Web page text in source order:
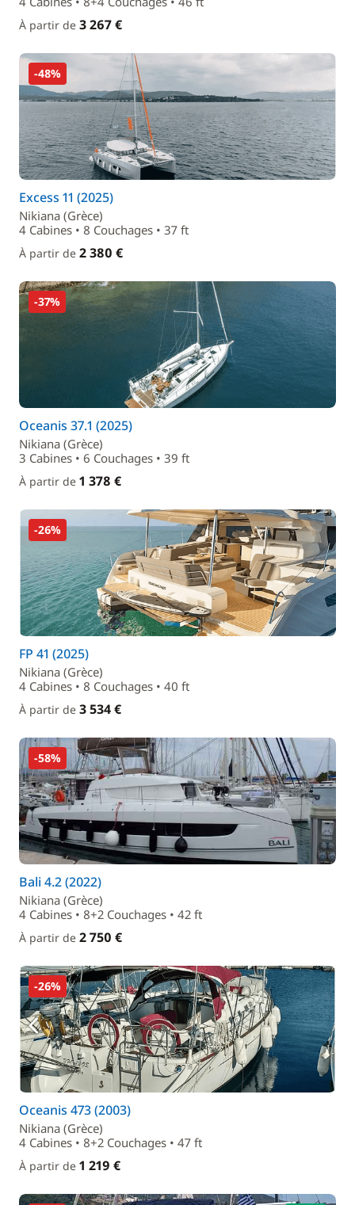
À partir de 3 267 €
-48%
Excess 11 (2025)
Nikiana (Grèce)
4 Cabines • 8 Couchages • 37 ft
À partir de 2 380 €
-37%
Oceanis 37.1 (2025)
Nikiana (Grèce)
3 Cabines • 6 Couchages • 39 ft
À partir de 1 378 €
-26%
FP 41 (2025)
Nikiana (Grèce)
4 Cabines • 8 Couchages • 40 ft
À partir de 3 534 €
-58%
Bali 4.2 (2022)
Nikiana (Grèce)
4 Cabines • 8+2 Couchages • 42 ft
À partir de 2 750 €
-26%
Oceanis 473 (2003)
Nikiana (Grèce)
4 Cabines • 8+2 Couchages • 47 ft
À partir de 1 219 €